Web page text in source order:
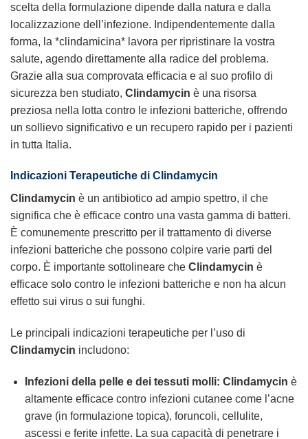
scelta della formulazione dipende dalla natura e dalla
localizzazione dell’infezione. Indipendentemente dalla
forma, la *clindamicina* lavora per ripristinare la vostra
salute, agendo direttamente alla radice del problema.
Grazie alla sua comprovata efficacia e al suo profilo di
sicurezza ben studiato, Clindamycin è una risorsa
preziosa nella lotta contro le infezioni batteriche, offrendo
un sollievo significativo e un recupero rapido per i pazienti
in tutta Italia.
Indicazioni Terapeutiche di Clindamycin
Clindamycin è un antibiotico ad ampio spettro, il che
significa che è efficace contro una vasta gamma di batteri.
È comunemente prescritto per il trattamento di diverse
infezioni batteriche che possono colpire varie parti del
corpo. È importante sottolineare che Clindamycin è
efficace solo contro le infezioni batteriche e non ha alcun
effetto sui virus o sui funghi.
Le principali indicazioni terapeutiche per l’uso di
Clindamycin includono:
Infezioni della pelle e dei tessuti molli: Clindamycin è
altamente efficace contro infezioni cutanee come l’acne
grave (in formulazione topica), foruncoli, cellulite,
ascessi e ferite infette. La sua capacità di penetrare i